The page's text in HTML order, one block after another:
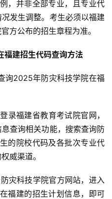
，并非全部专业，且专业代
发生调整。考生必须以福建
方公布的招生章程为准。
福建招生代码查询方法
登录福建省教育考试院官网，
查询相关功能，搜索查询防
的院校代码及各批次专业代
威渠道。
灾科技学院官方网站，进入
福建的招生计划信息，即可